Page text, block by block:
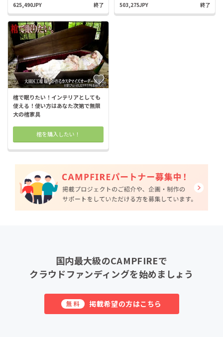
625,490JPY 終了 503,275JPY 終了
棺で眠りたい！インテリアとしても
使える！使い方はあなた次第で無限
大の棺家具
棺を購入したい！
国内最大級のCAMPFIREで
クラウドファンディングを始めましょう
無料 掲載希望の方はこちら